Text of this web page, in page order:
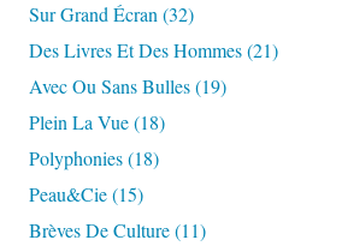
Sur Grand Écran (32)
Des Livres Et Des Hommes(21)
Avec Ou Sans Bulles(19)
Plein La Vue(18)
Polyphonies(18)
Peau&cie(15)
Brèves De Culture(11)